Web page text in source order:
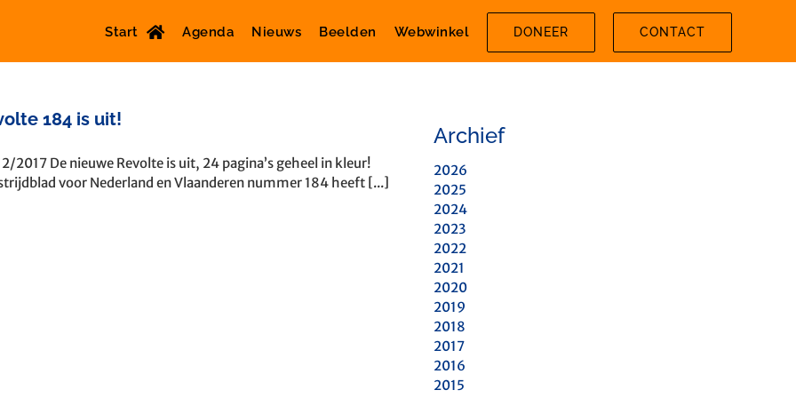
Start Agenda Nieuws Beelden Webwinkel DONEER CONTACT
184 is uit!
2017 De nieuwe Revolte is uit, 24 pagina’s geheel in kleur!
voor Nederland en Vlaanderen nummer 184 heeft [...]
Archief
2026
2025
2024
2023
2022
2021
2020
2019
2018
2017
2016
2015